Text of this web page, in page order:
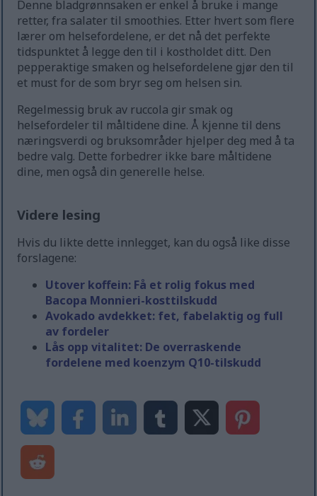
Denne bladgrønnsaken er enkel å bruke i mange
retter, fra salater til smoothies. Etter hvert som flere
lærer om helsefordelene, er det nå det perfekte
tidspunktet å legge den til i kostholdet ditt. Den
pepperaktige smaken og helsefordelene gjør den til
et must for de som bryr seg om helsen sin.
Regelmessig bruk av ruccola gir smak og
helsefordeler til måltidene dine. Å kjenne til dens
næringsverdi og bruksområder hjelper deg med å ta
bedre valg. Dette forbedrer ikke bare måltidene
dine, men også din generelle helse.
Videre lesing
Hvis du likte dette innlegget, kan du også like disse
forslagene:
Utover koffein: Få et rolig fokus med
Bacopa Monnieri-kosttilskudd
Avokado avdekket: fet, fabelaktig og full
av fordeler
Lås opp vitalitet: De overraskende
fordelene med koenzym Q10-tilskudd